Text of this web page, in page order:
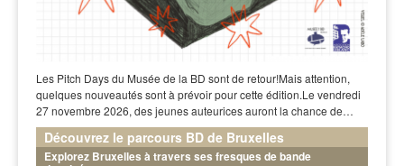
Les Pitch Days du Musée de la BD sont de retour!Mais attention,
quelques nouveautés sont à prévoir pour cette édition.Le vendredi
27 novembre 2026, des jeunes auteurices auront la chance de…
Découvrez le parcours BD de Bruxelles
Explorez Bruxelles à travers ses fresques de bande